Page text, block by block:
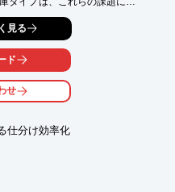
献します。
見る
ド
せ
仕分け効率化